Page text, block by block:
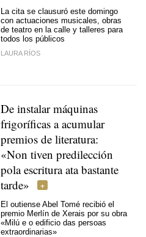
La cita se clausuró este domingo
con actuaciones musicales, obras
de teatro en la calle y talleres para
todos los públicos
LAURA RÍOS
De instalar máquinas
frigoríficas a acumular
premios de literatura:
«Non tiven predilección
pola escritura ata bastante
tarde»
El outiense Abel Tomé recibió el
premio Merlín de Xerais por su obra
«Milú e o edificio das persoas
extraordinarias»